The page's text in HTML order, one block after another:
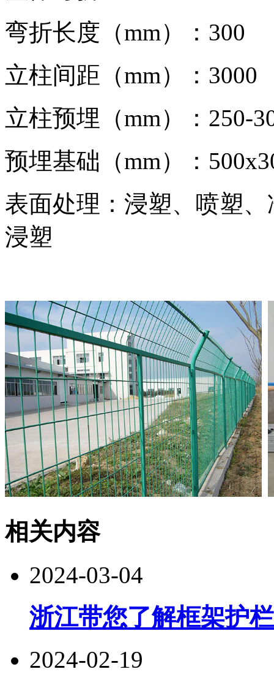
弯折长度（mm）：300
立柱间距（mm）：3000
立柱预埋（mm）：250-
预埋基础（mm）：
表面处理：浸塑、喷塑
浸塑
相关内容
2024-03-04
浙江带您了解框架护
2024-02-19